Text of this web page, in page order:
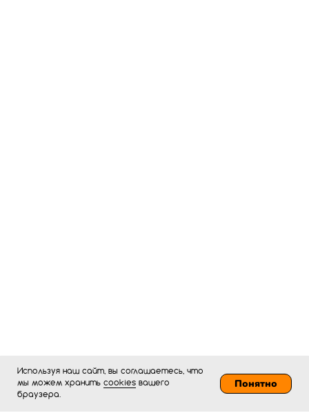
Используя наш сайт, вы соглашаетесь, что
мы можем хранить cookies вашего
браузера.
Понятно